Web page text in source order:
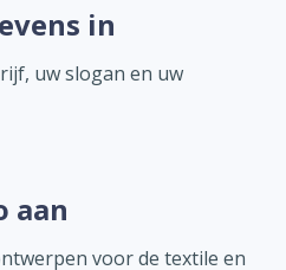
in
uw slogan en uw
aan
voor de textile en